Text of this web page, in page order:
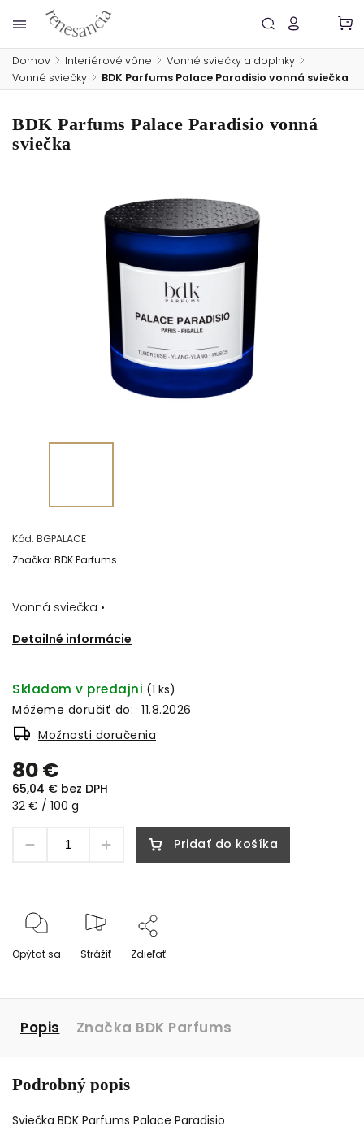
Domov / Interiérové vône / Vonné sviečky a doplnky /
Vonné sviečky / BDK Parfums Palace Paradisio vonná sviečka
BDK Parfums Palace Paradisio vonná
sviečka
Kód: BGPALACE
Vonná sviečka •
Detailné informácie
Značka: BDK Parfums
80 €
65,04 € bez DPH
32 € / 100 g
Skladom v predajni (1 ks)
Môžeme doručiť do: 11.8.2026
Možnosti doručenia
Pridať do košíka
Opýtať sa Strážiť Zdieľať
Popis Značka BDK Parfums
Podrobný popis
Sviečka BDK Parfums Palace Paradisio